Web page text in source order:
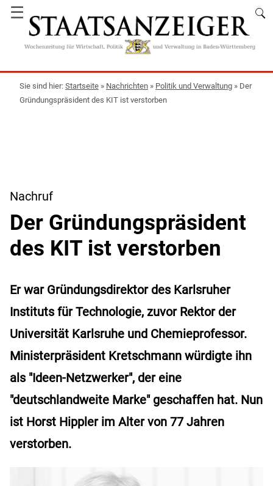
☰
Startseite » Nachrichten » Politik und Verwaltung » Der
Gründungspräsident des KIT ist verstorben
Nachruf
Der Gründungspräsident
des KIT ist verstorben
Er war Gründungsdirektor des Karlsruher
Instituts für Technologie, zuvor Rektor der
Universität Karlsruhe und Chemieprofessor.
Ministerpräsident Kretschmann würdigte ihn
als "Ideen-Netzwerker", der eine
"deutschlandweite Marke" geschaffen hat. Nun
ist Horst Hippler im Alter von 77 Jahren
verstorben.